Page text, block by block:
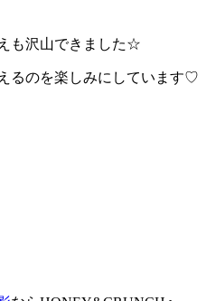
も沢山できました☆
るのを楽しみにしています♡